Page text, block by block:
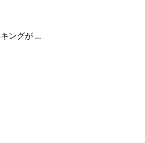
ングが ...